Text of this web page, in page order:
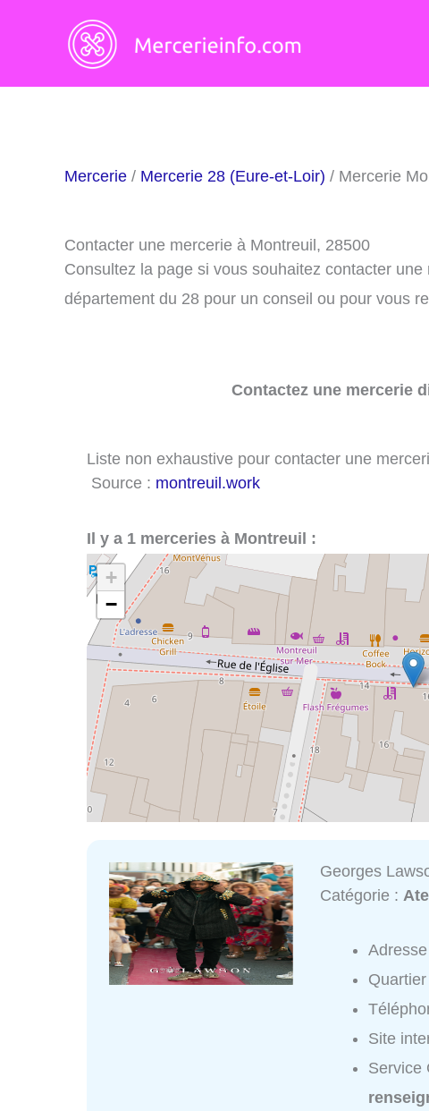
Mercerie / Mercerie 28 (Eure-et-Loir) / Mercerie
Contacter une mercerie à Montreuil, 28500
Consultez la page si vous souhaitez contacter
département du 28 pour un conseil ou pour vous
Contactez une mercerie
Liste non exhaustive pour contacter une
Source : montreuil.work
Il y a 1 merceries à Montreuil :
+
−
Georges
Catégorie :
Site
Service